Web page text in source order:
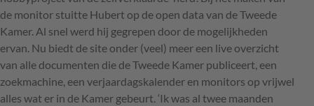
de monitor stuitte Hubert op de open data van de Tweede
Kamer. Al snel werd hij gegrepen door de mogelijkheden
ervan. Nu biedt de site onder (veel) meer een live overzicht
van alle documenten die de Tweede Kamer publiceert, een
zoekmachine, een verjaardagskalender en monitors op vrijwel
alles wat er in de Kamer gebeurt. ‘Ik was al twee maanden